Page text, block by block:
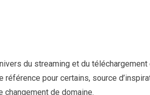
du streaming et du
référence pour certains, source
changement de domaine.